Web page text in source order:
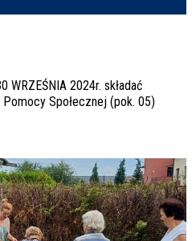
WRZEŚNIA 2024r. składać
Społecznej (pok. 05)